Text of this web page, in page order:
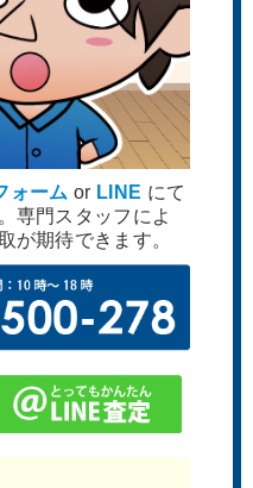
絵師100人展 ふーみ 吉祥文様、
願いを抱いて 複製原画
ォーム or LINE にて
専門スタッフによ
が期待できます。